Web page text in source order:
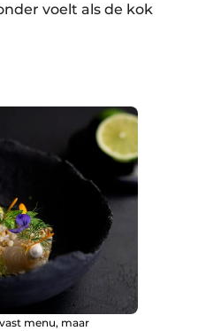
voelt als de kok
menu, maar